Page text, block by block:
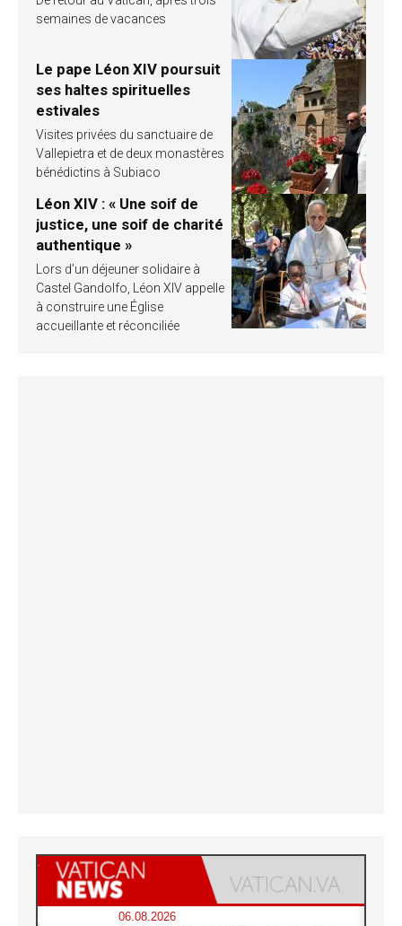
semaines de vacances
Le pape Léon XIV poursuit
ses haltes spirituelles
estivales
Visites privées du sanctuaire de
Vallepietra et de deux monastères
bénédictins à Subiaco
Léon XIV : « Une soif de
justice, une soif de charité
authentique »
Lors d’un déjeuner solidaire à
Castel Gandolfo, Léon XIV appelle
à construire une Église
accueillante et réconciliée
06.08.2026